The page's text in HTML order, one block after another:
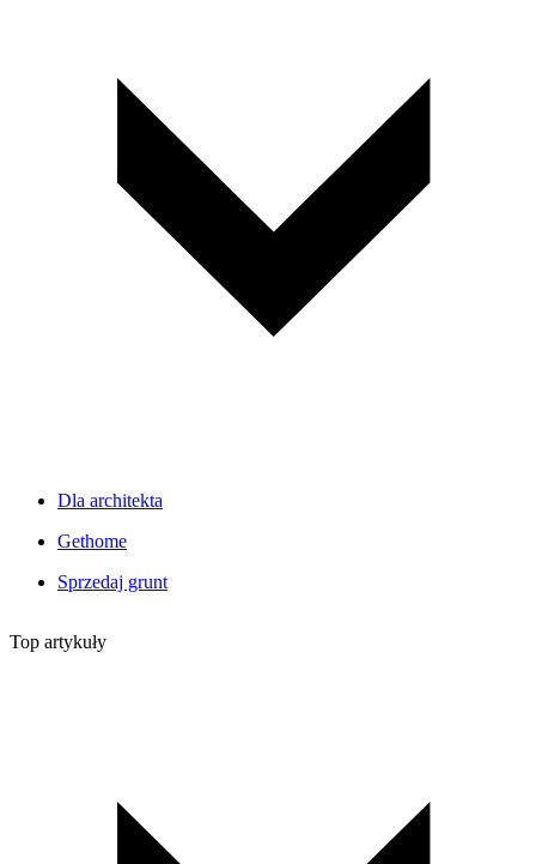
Dla architekta
Gethome
Sprzedaj grunt
Top artykuły